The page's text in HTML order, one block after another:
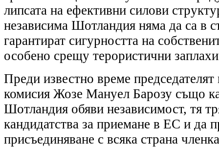
липсата на ефективни силови
независима Шотландия няма да са в
гарантират сигурността на
особено срещу терористични
Преди известно време председателят
комисия Жозе Мануел Барозу също
Шотландия обяви независимост, тя
кандидатства за приемане в ЕС и да
присъединяване с всяка страна